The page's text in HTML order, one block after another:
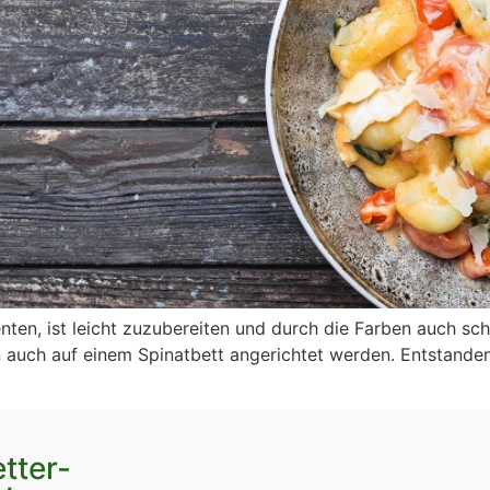
ist leicht zuzubereiten und durch die Farben auch
auf einem Spinatbett angerichtet werden.